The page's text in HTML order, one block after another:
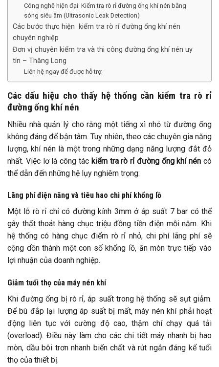
Công nghệ hiện đại: Kiểm tra rò rỉ đường ống khí nén bằng
sóng siêu âm (Ultrasonic Leak Detection)
Các bước thực hiện kiểm tra rò rỉ đường ống khí nén
chuyên nghiệp
Đơn vị chuyên kiểm tra và thi công đường ống khí nén uy
tín – Thăng Long
Liên hệ ngay để được hỗ trợ:
Các dấu hiệu cho thấy hệ thống cần kiểm tra rò rỉ
đường ống khí nén
Nhiều nhà quản lý cho rằng một tiếng xì nhỏ từ đường ống
không đáng để bận tâm. Tuy nhiên, theo các chuyên gia năng
lượng, khí nén là một trong những dạng năng lượng đắt đỏ
nhất. Việc lơ là công tác kiểm tra rò rỉ đường ống khí nén có
thể dẫn đến những hệ lụy nghiêm trọng:
Lãng phí điện năng và tiêu hao chi phí khổng lồ
Một lỗ rò rỉ chỉ có đường kính 3mm ở áp suất 7 bar có thể
gây thất thoát hàng chục triệu đồng tiền điện mỗi năm. Khi
hệ thống có hàng chục điểm rò rỉ nhỏ, chi phí lãng phí sẽ
cộng dồn thành một con số khổng lồ, ăn mòn trực tiếp vào
lợi nhuận của doanh nghiệp.
Giảm tuổi thọ của máy nén khí
Khi đường ống bị rò rỉ, áp suất trong hệ thống sẽ sụt giảm.
Để bù đắp lại lượng áp suất bị mất, máy nén khí phải hoạt
động liên tục với cường độ cao, thậm chí chạy quá tải
(overload). Điều này làm cho các chi tiết máy nhanh bị hao
mòn, dầu bôi trơn nhanh biến chất và rút ngắn đáng kể tuổi
thọ của thiết bị.